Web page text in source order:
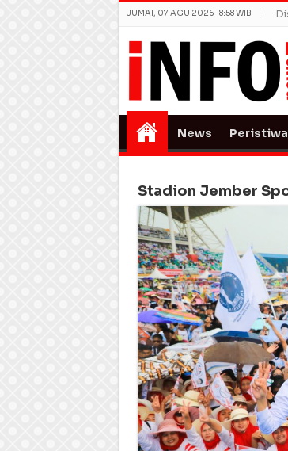
JUMAT, 07 AGU 2026 18:58 WIB
News Peristiwa
Stadion Jember